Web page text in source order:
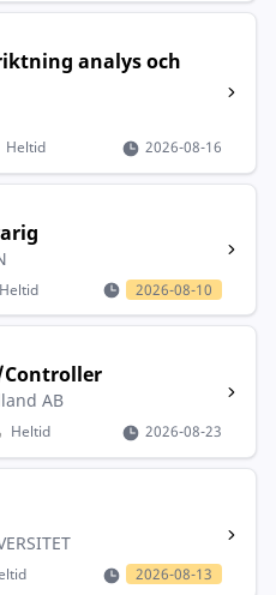
analys och
Heltid 2026-08-16
Heltid 2026-08-10
AB
Heltid 2026-08-23
2026-08-13